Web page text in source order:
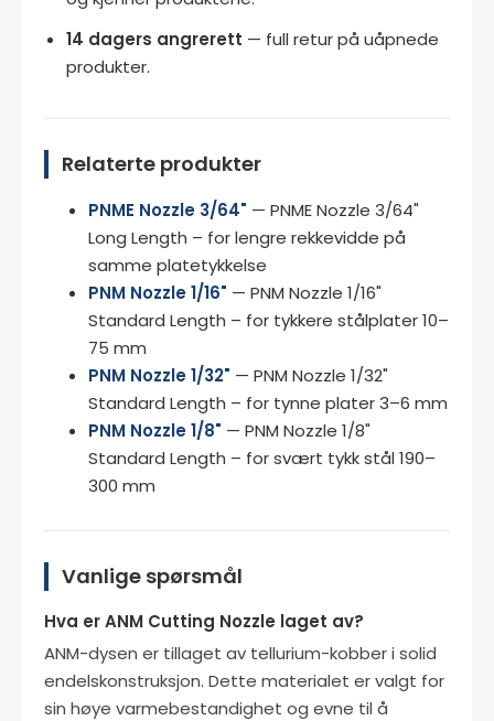
14 dagers angrerett — full retur på uåpnede
produkter.
Relaterte produkter
PNME Nozzle 3/64" — PNME Nozzle 3/64"
Long Length – for lengre rekkevidde på
samme platetykkelse
PNM Nozzle 1/16" — PNM Nozzle 1/16"
Standard Length – for tykkere stålplater 10–
75 mm
PNM Nozzle 1/32" — PNM Nozzle 1/32"
Standard Length – for tynne plater 3–6 mm
PNM Nozzle 1/8" — PNM Nozzle 1/8"
Standard Length – for svært tykk stål 190–
300 mm
Vanlige spørsmål
Hva er ANM Cutting Nozzle laget av?
ANM-dysen er tillaget av tellurium-kobber i solid
endelskonstruksjon. Dette materialet er valgt for
sin høye varmebestandighet og evne til å